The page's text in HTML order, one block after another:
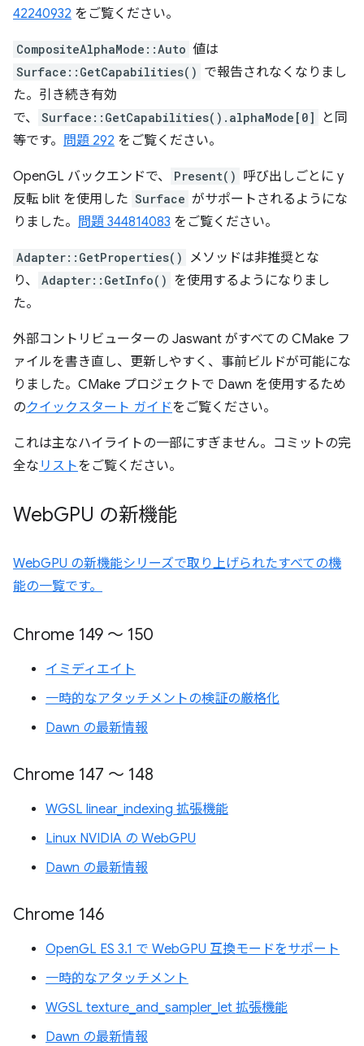
42240932 をご覧ください。
CompositeAlphaMode::Auto 値は
Surface::GetCapabilities() で報告されなくなりまし
た。引き続き有効
で、
Surface::GetCapabilities().alphaMode[0]
と同
等です。 問題 292 をご覧ください。
OpenGL バックエンドで、 Present() 呼び出しごとに y
反転 blit を使用した Surface がサポートされるようにな
りました。 問題 344814083 をご覧ください。
Adapter::GetProperties()
メソッドは非推奨とな
り、
Adapter::GetInfo() を使用するようになりまし
た。
外部コントリビューターの Jaswant がすべての CMake フ
ァイルを書き直し、更新しやすく、事前ビルドが可能にな
りました。CMake プロジェクトで Dawn を使用するため
のクイックスタート ガイドをご覧ください。
これは主なハイライトの一部にすぎません。コミットの完
全な リストをご覧ください。
WebGPU の新機能
WebGPU の新機能シリーズで取り上げられたすべての機
能の一覧です。
Chrome 149 ～ 150
イミディエイト
一時的なアタッチメントの検証の厳格化
Dawn の最新情報
Chrome 147 ～ 148
WGSL linear_indexing 拡張機能
Linux NVIDIA の WebGPU
Dawn の最新情報
Chrome 146
OpenGL ES 3.1 で WebGPU 互換モードをサポート
一時的なアタッチメント
WGSL texture_and_sampler_let 拡張機能
Dawn の最新情報